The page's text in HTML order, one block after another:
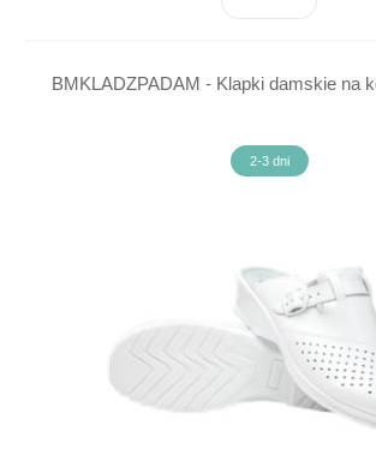
BMKLADZPADAM - Klapki damskie na
2-3 dni